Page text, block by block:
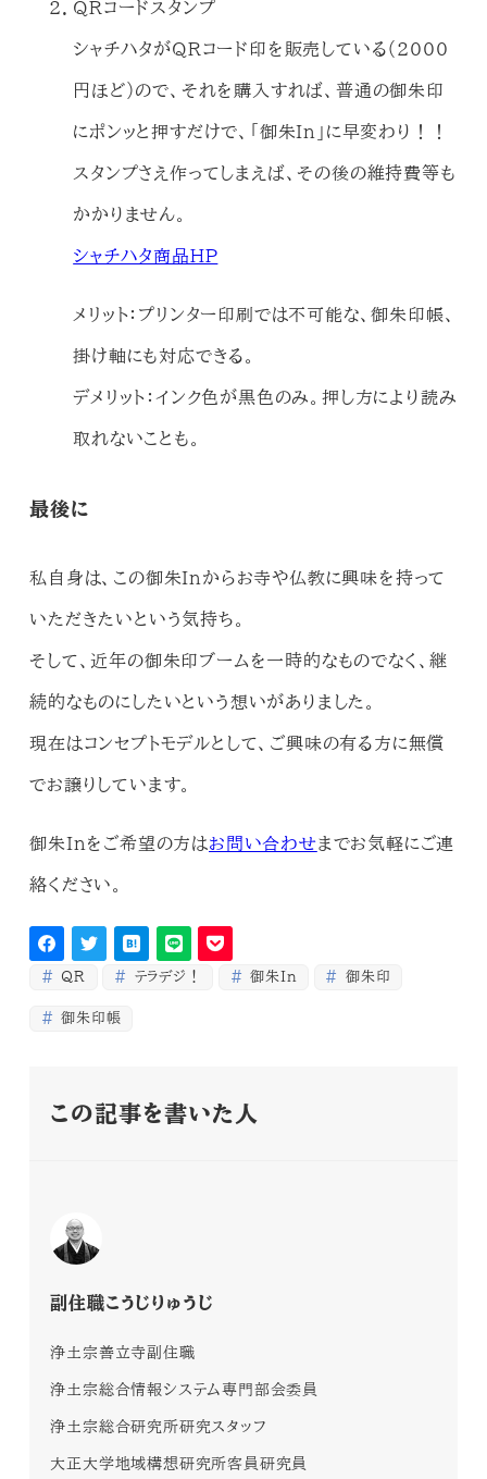
QRコードスタンプ
シャチハタがQRコード印を販売している（2000
円ほど）ので、それを購入すれば、普通の御朱印
にポンッと押すだけで、「御朱In」に早変わり！！
スタンプさえ作ってしまえば、その後の維持費等も
かかりません。
シャチハタ商品HP
メリット：プリンター印刷では不可能な、御朱印帳、
掛け軸にも対応できる。
デメリット：インク色が黒色のみ。押し方により読み
取れないことも。
最後に
私自身は、この御朱Inからお寺や仏教に興味を持って
いただきたいという気持ち。
そして、近年の御朱印ブームを一時的なものでなく、継
続的なものにしたいという想いがありました。
現在はコンセプトモデルとして、ご興味の有る方に無償
でお譲りしています。
御朱Inをご希望の方はお問い合わせまでお気軽にご連
絡ください。
QR テラデジ！ 御朱In 御朱印
御朱印帳
この記事を書いた人
副住職こうじりゅうじ
浄土宗善立寺副住職
浄土宗総合情報システム専門部会委員
浄土宗総合研究所研究スタッフ
大正大学地域構想研究所客員研究員